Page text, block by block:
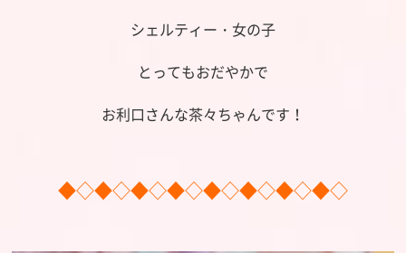
シェルティー・女の子
とってもおだやかで
お利口さんな茶々ちゃんです！
◆◇◆◇◆◇◆◇◆◇◆◇◆◇◆◇